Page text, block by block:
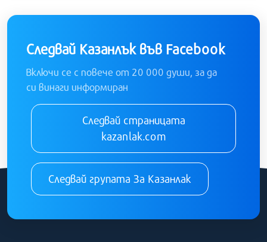
Следвай Казанлък във Facebook
Включи се с повече от 20 000 души, за да
си винаги информиран
Следвай страницата
kazanlak.com
Следвай групата За Казанлак